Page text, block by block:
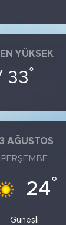
YÜKSEK
33°
AĞUSTOS
PERŞEMBE
24°
Güneşli